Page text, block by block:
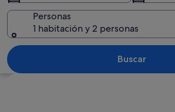
Una playa
Personas
1 habitación y 2 personas
Buscar